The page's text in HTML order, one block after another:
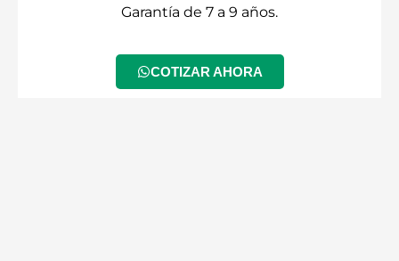
Garantía de 7 a 9 años.
COTIZAR AHORA